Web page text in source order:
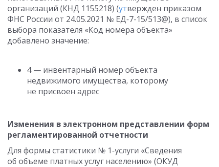
организаций (КНД 1155218) (утвержден приказом
ФНС России от 24.05.2021 № ЕД-7-15/513@), в список
выбора показателя «Код номера объекта»
добавлено значение:
4 — инвентарный номер объекта
недвижимого имущества, которому
не присвоен адрес
Изменения в электронном представлении форм
регламентированной отчетности
Для формы статистики № 1-услуги «Сведения
об объеме платных услуг населению» (ОКУД